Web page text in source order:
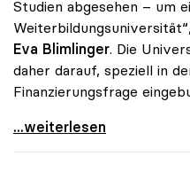
Studien abgesehen – um
Eva Blimlinger. Die
daher darauf, speziell in
Finanzierungsfrage
Blimlinger zu Donauuni
...weiterlesen